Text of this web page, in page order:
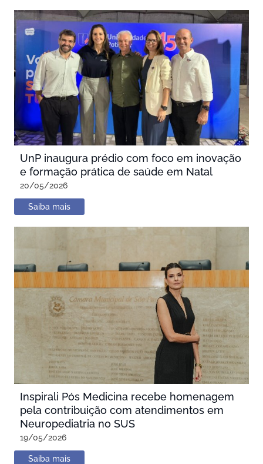
UnP inaugura prédio com foco em inovação
e formação prática de saúde em Natal
20/05/2026
Saiba mais
Inspirali Pós Medicina recebe homenagem
pela contribuição com atendimentos em
Neuropediatria no SUS
19/05/2026
Saiba mais